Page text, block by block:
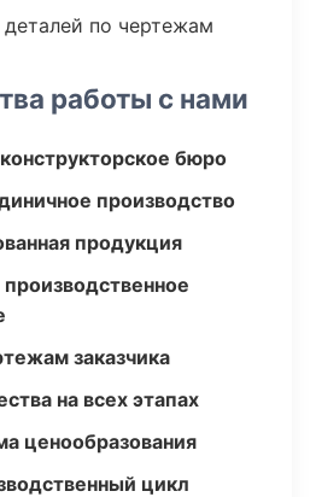
деталей по чертежам
работы с нами
бюро
производство
продукция
заказчика
на всех этапах
ценообразования
цикл